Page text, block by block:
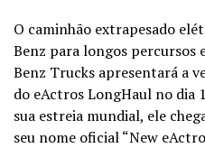
O caminhão extrapesado
Benz para longos percursos
Benz Trucks apresentará a
do eActros LongHaul no dia
sua estreia mundial, ele
seu nome oficial “New